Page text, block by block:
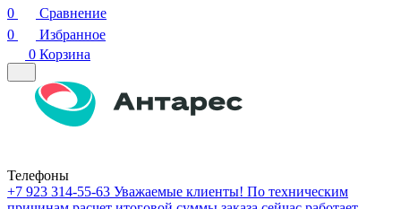
0
Сравнение
0
Избранное
0 Корзина
Телефоны
+7 923 314-55-63 Уважаемые клиенты! По техническим